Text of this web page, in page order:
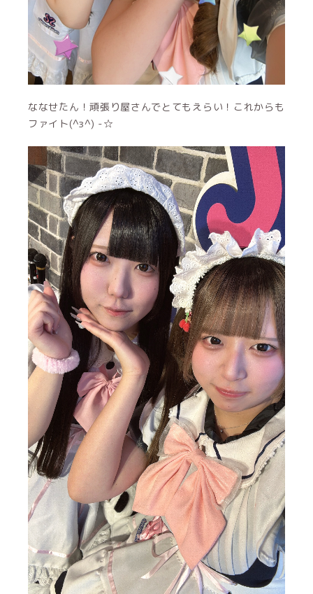
ななせたん！頑張り屋さんでとてもえらい！これからも
ファイト(^з^) -☆